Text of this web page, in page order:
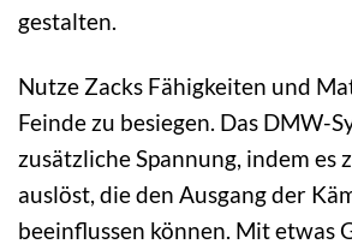
gestalten.
Nutze Zacks Fähigkeiten und
Feinde zu besiegen. Das DMW-
zusätzliche Spannung, indem es
auslöst, die den Ausgang der
beeinflussen können. Mit etwas